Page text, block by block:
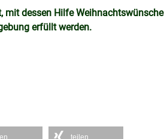
mit dessen Hilfe Weihnachtswünsche
erfüllt werden.
teilen